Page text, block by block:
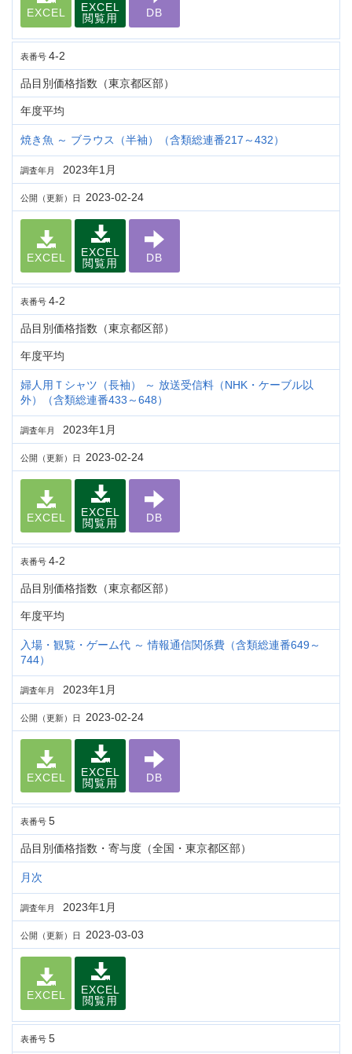
EXCEL
EXCEL
閲覧用
DB
表番号 4-2
品目別価格指数（東京都区部）
年度平均
焼き魚 ～ ブラウス（半袖）（含類総連番217～432）
調査年月 2023年1月
公開（更新）日 2023-02-24
EXCEL
EXCEL
閲覧用
DB
表番号 4-2
品目別価格指数（東京都区部）
年度平均
婦人用Ｔシャツ（長袖） ～ 放送受信料（NHK・ケーブル以
外）（含類総連番433～648）
調査年月 2023年1月
公開（更新）日 2023-02-24
EXCEL
EXCEL
閲覧用
DB
表番号 4-2
品目別価格指数（東京都区部）
年度平均
入場・観覧・ゲーム代 ～ 情報通信関係費（含類総連番649～
744）
調査年月 2023年1月
公開（更新）日 2023-02-24
EXCEL
EXCEL
閲覧用
DB
表番号 5
品目別価格指数・寄与度（全国・東京都区部）
月次
調査年月 2023年1月
公開（更新）日 2023-03-03
EXCEL
EXCEL
閲覧用
表番号 5